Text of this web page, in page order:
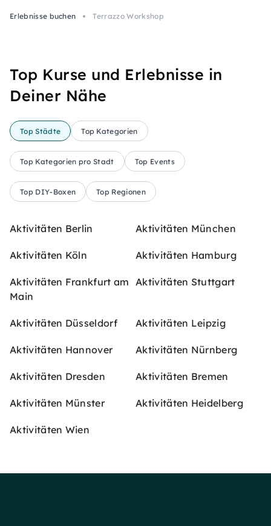
Erlebnisse buchen Terrazzo Workshop
Top Kurse und Erlebnisse in
Deiner Nähe
Top Städte Top Kategorien
Top Kategorien pro Stadt Top Events
Top DIY-Boxen Top Regionen
Aktivitäten Berlin Aktivitäten München
Aktivitäten Köln Aktivitäten Hamburg
Aktivitäten Frankfurt am
Main
Aktivitäten Stuttgart
Aktivitäten Düsseldorf Aktivitäten Leipzig
Aktivitäten Hannover Aktivitäten Nürnberg
Aktivitäten Dresden Aktivitäten Bremen
Aktivitäten Münster Aktivitäten Heidelberg
Aktivitäten Wien